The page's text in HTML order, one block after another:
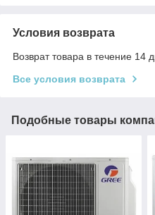
Условия возврата
Возврат товара в течение 14
Все условия возврата
Подобные товары